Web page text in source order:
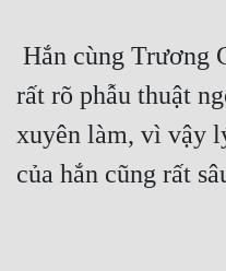
rất rõ phẫu thuật
xuyên làm, vì vậy
của hắn cũng rất